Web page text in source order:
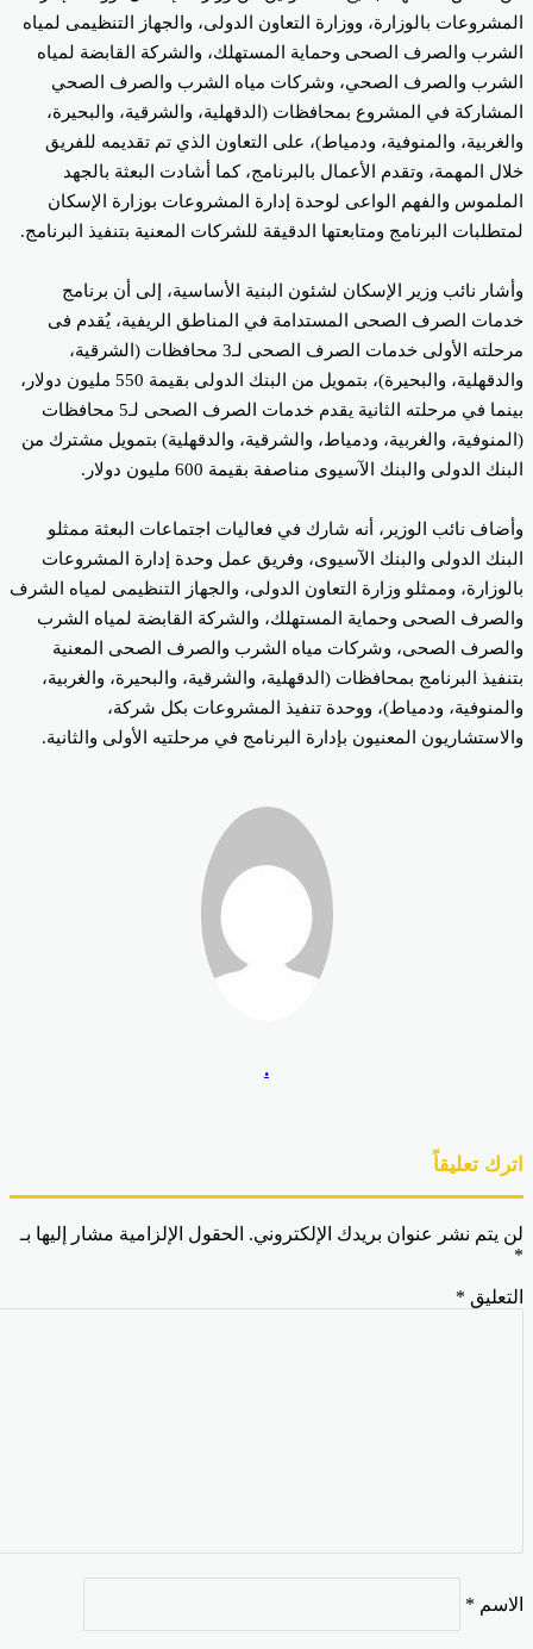
بالوزارة، ووزارة التعاون الدولى، والجهاز التنظيمى لمياه
والصرف الصحى وحماية المستهلك، والشركة القابضة لمياه
والصرف الصحي، وشركات مياه الشرب والصرف الصحي
في المشروع بمحافظات (الدقهلية، والشرقية، والبحيرة،
والمنوفية، ودمياط)، على التعاون الذي تم تقديمه للفريق
المهمة، وتقدم الأعمال بالبرنامج، كما أشادت البعثة بالجهد
والفهم الواعى لوحدة إدارة المشروعات بوزارة الإسكان
البرنامج ومتابعتها الدقيقة للشركات المعنية بتنفيذ البرنامج.
نائب وزير الإسكان لشئون البنية الأساسية، إلى أن برنامج
الصرف الصحى المستدامة في المناطق الريفية، يُقدم فى
مرحلته الأولى خدمات الصرف الصحى لـ3 محافظات (الشرقية،
والدقهلية، والبحيرة)، بتمويل من البنك الدولى بقيمة 550 مليون دولار،
بينما في مرحلته الثانية يقدم خدمات الصرف الصحى لـ5 محافظات
والغربية، ودمياط، والشرقية، والدقهلية) بتمويل مشترك من
الدولى والبنك الآسيوى مناصفة بقيمة 600 مليون دولار.
نائب الوزير، أنه شارك في فعاليات اجتماعات البعثة ممثلو
الدولى والبنك الآسيوى، وفريق عمل وحدة إدارة المشروعات
وممثلو وزارة التعاون الدولى، والجهاز التنظيمى لمياه الشرف
الصحى وحماية المستهلك، والشركة القابضة لمياه الشرب
الصحى، وشركات مياه الشرب والصرف الصحى المعنية
البرنامج بمحافظات (الدقهلية، والشرقية، والبحيرة، والغربية،
ودمياط)، ووحدة تنفيذ المشروعات بكل شركة،
المعنيون بإدارة البرنامج في مرحلتيه الأولى والثانية.
تعليقاً
يتم نشر عنوان بريدك الإلكتروني. الحقول الإلزامية مشار إليها بـ
*
*